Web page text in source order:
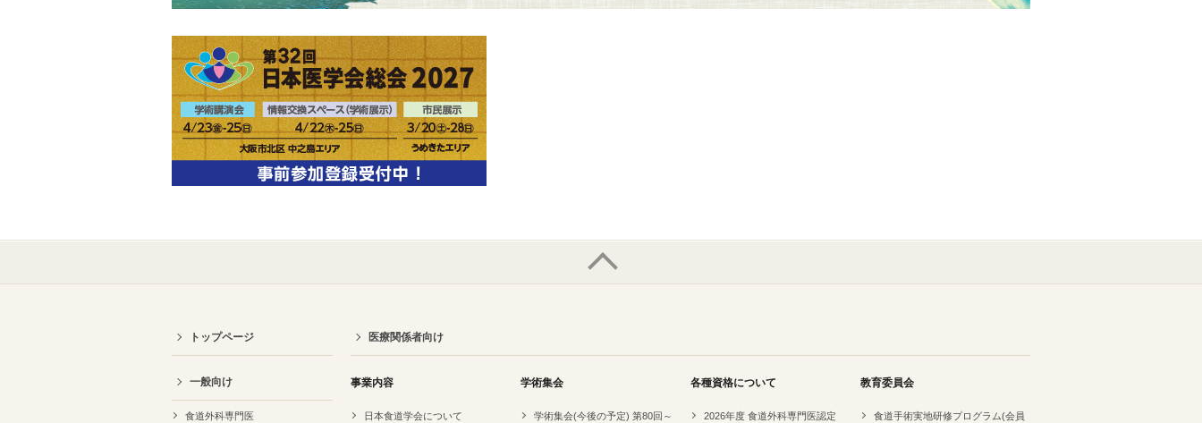
トップページ
一般向け
食道外科専門医
医療関係者向け
事業内容
日本食道学会について
学術集会
学術集会(今後の予定) 第80回～
各種資格について
2026年度 食道外科専門医認定
教育委員会
食道手術実地研修プログラム(会員